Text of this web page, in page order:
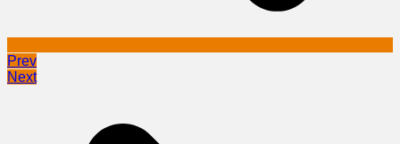
Prev
Next